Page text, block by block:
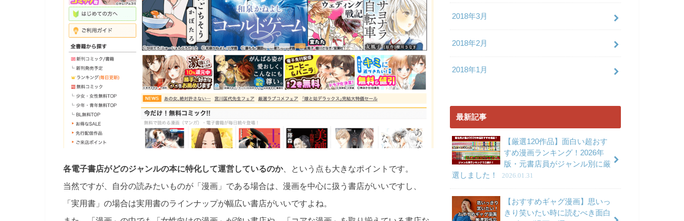
各電子書店がどのジャンルの本に特化して運営しているのか、という点も大きなポイントです。
当然ですが、自分の読みたいものが「漫画」である場合は、漫画を中心に扱う書店がいいですし、
「実用書」の場合は実用書のラインナップが幅広い書店がいいですよね。
2018年3月
2018年2月
2018年1月
最新記事
【厳選120作品】面白い超おす
すめ漫画ランキング！2026年
版・元書店員がジャンル別に厳
選しました！
2026.01.31
【おすすめギャグ漫画】思いっ
きり笑いたい時に読むべき面白